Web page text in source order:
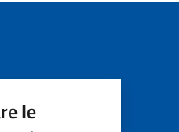
le